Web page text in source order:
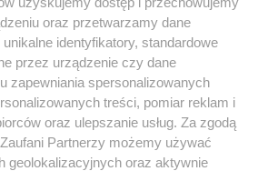
Pogoda
Noclegi
Reklama
Redakcja
oraz przetwarzamy dane
identyfikatory, standardowe
przez urządzenie czy dane
zapewniania spersonalizowanych
treści, pomiar reklam i
oraz ulepszanie usług. Za zgodą
Partnerzy możemy używać
geolokalizacyjnych oraz aktywnie